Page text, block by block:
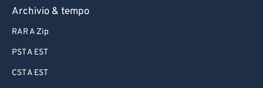
Archivio & tempo
RAR A Zip
PST A EST
CST A EST